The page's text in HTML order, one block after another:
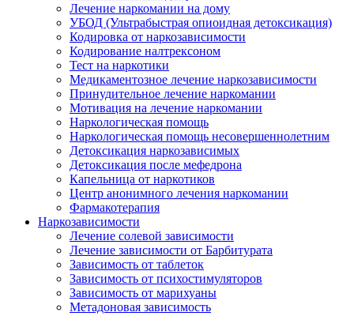
Лечение наркомании на дому
УБОД (Ультрабыстрая опиоидная детоксикация)
Кодировка от наркозависимости
Кодирование налтрексоном
Тест на наркотики
Медикаментозное лечение наркозависимости
Принудительное лечение наркомании
Мотивация на лечение наркомании
Наркологическая помощь
Наркологическая помощь несовершеннолетним
Детоксикация наркозависимых
Детоксикация после мефедрона
Капельница от наркотиков
Центр анонимного лечения наркомании
Фармакотерапия
Наркозависимости
Лечение солевой зависимости
Лечение зависимости от Барбитурата
Зависимость от таблеток
Зависимость от психостимуляторов
Зависимость от марихуаны
Метадоновая зависимость